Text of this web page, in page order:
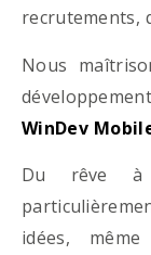
recrutements,
Nous
WinDev
Du rêve à
idées,